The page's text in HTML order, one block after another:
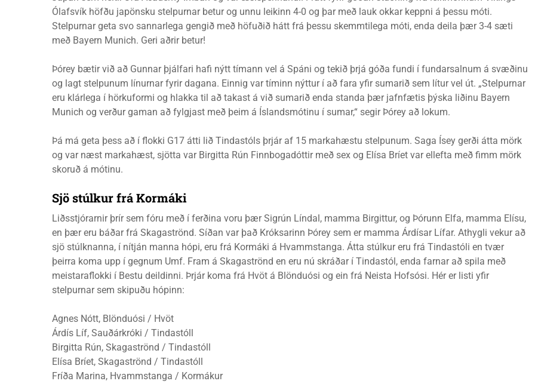
Ólafsvík höfðu japönsku stelpurnar betur og unnu leikinn 4-0 og þar með lauk okkar keppni á þessu móti.
Stelpurnar geta svo sannarlega gengið með höfuðið hátt frá þessu skemmtilega móti, enda deila þær 3-4 sæti
með Bayern Munich. Geri aðrir betur!
Þórey bætir við að Gunnar þjálfari hafi nýtt tímann vel á Spáni og tekið þrjá góða fundi í fundarsalnum á svæðinu
og lagt stelpunum línurnar fyrir dagana. Einnig var tíminn nýttur í að fara yfir sumarið sem lítur vel út. „Stelpurnar
eru klárlega í hörkuformi og hlakka til að takast á við sumarið enda standa þær jafnfætis þýska liðinu Bayern
Munich og verður gaman að fylgjast með þeim á Íslandsmótinu í sumar,“ segir Þórey að lokum.
Þá má geta þess að í flokki G17 átti lið Tindastóls þrjár af 15 markahæstu stelpunum. Saga Ísey gerði átta mörk
og var næst markahæst, sjötta var Birgitta Rún Finnbogadóttir með sex og Elísa Bríet var ellefta með fimm mörk
skoruð á mótinu.
Sjö stúlkur frá Kormáki
Liðsstjórarnir þrír sem fóru með í ferðina voru þær Sigrún Líndal, mamma Birgittur, og Þórunn Elfa, mamma Elísu,
en þær eru báðar frá Skagaströnd. Síðan var það Króksarinn Þórey sem er mamma Árdísar Lífar. Athygli vekur að
sjö stúlknanna, í nítján manna hópi, eru frá Kormáki á Hvammstanga. Átta stúlkur eru frá Tindastóli en tvær
þeirra koma upp í gegnum Umf. Fram á Skagaströnd en eru nú skráðar í Tindastól, enda farnar að spila með
meistaraflokki í Bestu deildinni. Þrjár koma frá Hvöt á Blönduósi og ein frá Neista Hofsósi. Hér er listi yfir
stelpurnar sem skipuðu hópinn:
Agnes Nótt, Blönduósi / Hvöt
Árdís Líf, Sauðárkróki / Tindastóll
Birgitta Rún, Skagaströnd / Tindastóll
Elísa Bríet, Skagaströnd / Tindastóll
Fríða Marina, Hvammstanga / Kormákur